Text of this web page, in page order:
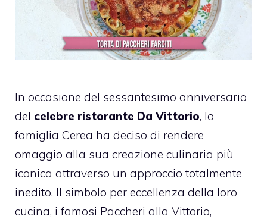
In occasione del sessantesimo anniversario
del celebre ristorante Da Vittorio, la
famiglia Cerea ha deciso di rendere
omaggio alla sua creazione culinaria più
iconica attraverso un approccio totalmente
inedito. Il simbolo per eccellenza della loro
cucina, i famosi Paccheri alla Vittorio,